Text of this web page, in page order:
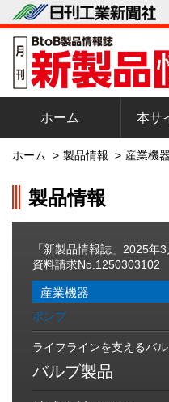
ホーム 本サ
ホーム > 製品情報 > 産業機器
製品情報
「新製品情報誌」2025年
資料請求No.1250303102
産業機器
ポンプ
ライフラインを支えるバ
バルブ製品